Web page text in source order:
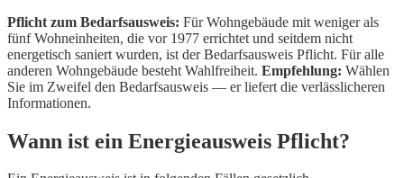
Pflicht zum Bedarfsausweis: Für Wohngebäude mit weniger als
fünf Wohneinheiten, die vor 1977 errichtet und seitdem nicht
energetisch saniert wurden, ist der Bedarfsausweis Pflicht. Für alle
anderen Wohngebäude besteht Wahlfreiheit. Empfehlung: Wählen
Sie im Zweifel den Bedarfsausweis — er liefert die verlässlicheren
Informationen.
Wann ist ein Energieausweis Pflicht?